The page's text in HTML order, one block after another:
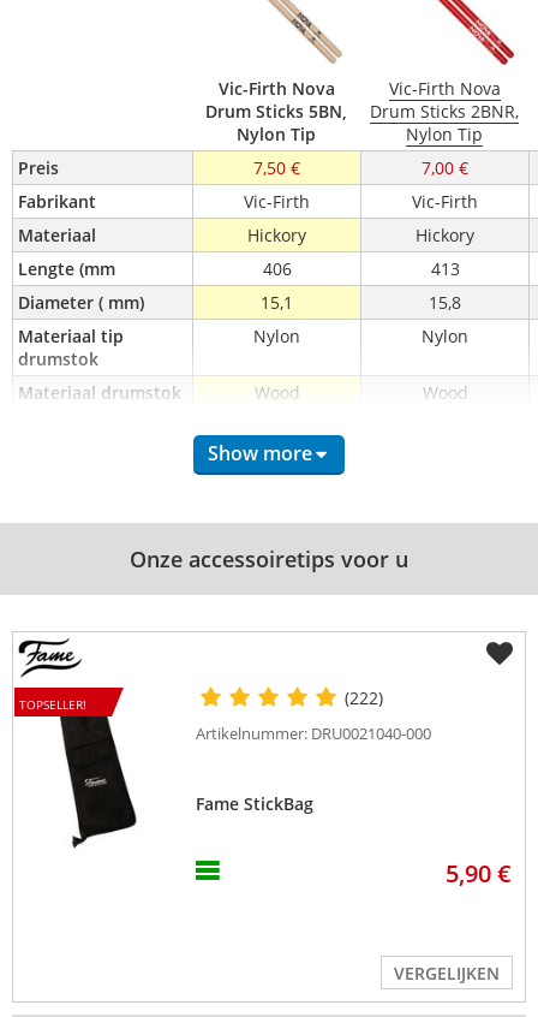
Vic-Firth Nova
Drum Sticks 5BN,
Nylon Tip
Vic-Firth Nova
Drum Sticks 2BNR,
Nylon Tip
Preis
7,50 €
7,00 €
Fabrikant
Vic-Firth
Vic-Firth
Materiaal
Hickory
Hickory
Lengte (mm
406
413
Diameter ( mm)
15,1
15,8
Materiaal tip
drumstok
Nylon Nylon
Materiaal drumstok Wood
Wood
Show more
Onze accessoiretips voor u
TOPSELLER! (222)
Artikelnummer: DRU0021040-000
Fame StickBag
5,90 €
VERGELIJKEN